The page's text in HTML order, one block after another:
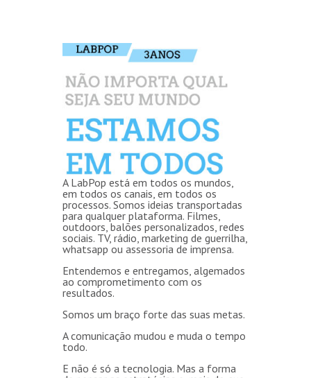
A LabPop está em todos os mundos,
em todos os canais, em todos os
processos. Somos ideias transportadas
para qualquer plataforma. Filmes,
outdoors, balões personalizados, redes
sociais. TV, rádio, marketing de guerrilha,
whatsapp ou assessoria de imprensa.
Entendemos e entregamos, algemados
ao comprometimento com os
resultados.
Somos um braço forte das suas metas.
A comunicação mudou e muda o tempo
todo.
E não é só a tecnologia. Mas a forma